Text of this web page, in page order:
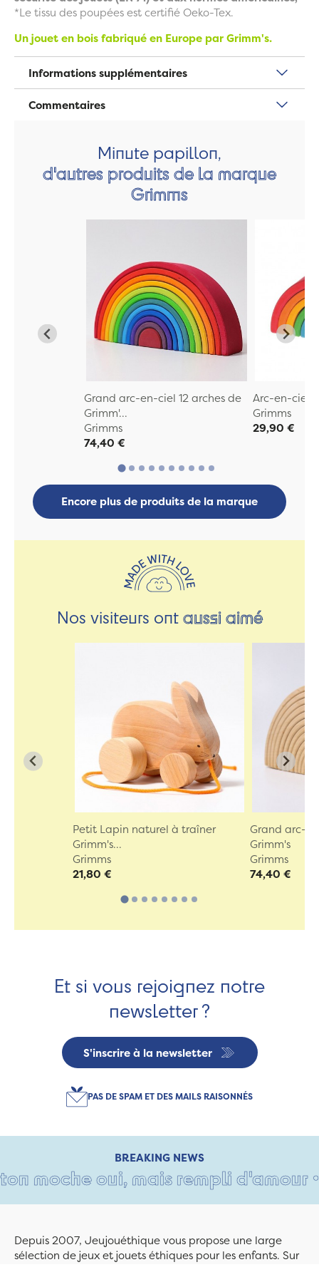
*Le tissu des poupées est certifié Oeko-Tex.
Un jouet en bois fabriqué en Europe par Grimm's.
Informations supplémentaires
Commentaires
Minute papillon,
d'autres produits de la marque
Grimms
Grand arc-en-ciel 12 arches de
Grimm'...
Grimms
74,40 €
Arc-en-ciel
Grimms
29,90 €
Encore plus de produits de la marque
Nos visiteurs ontaussi aimé
Petit Lapin naturel à traîner
Grimm's...
Grimms
21,80 €
Grand arc-
Grimm's
Grimms
74,40 €
Et si vous rejoignez notre
newsletter ?
S'inscrire à la newsletter
PAS DE SPAM ET DES MAILS RAISONNÉS
BREAKING NEWS
oui, mais rempli d'amour •
Depuis 2007, Jeujouéthique vous propose une large
sélection de jeux et jouets éthiques pour les enfants. Sur